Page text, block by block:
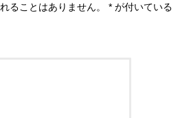
ることはありません。 * が付いている